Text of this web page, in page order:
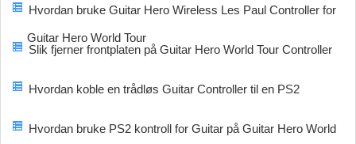
Hvordan bruke Guitar Hero Wireless Les Paul Controller for
Guitar Hero World Tour
Slik fjerner frontplaten på Guitar Hero World Tour Controller
Hvordan koble en trådløs Guitar Controller til en PS2
Hvordan bruke PS2 kontroll for Guitar på Guitar Hero World